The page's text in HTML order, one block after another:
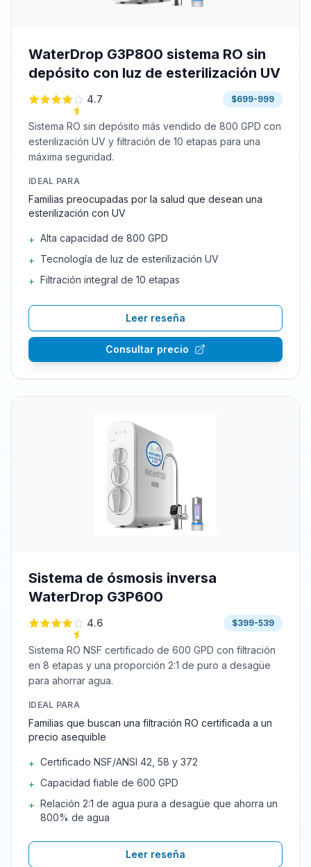
WaterDrop G3P800 sistema RO sin
depósito con luz de esterilización UV
4.7 $699-999
Sistema RO sin depósito más vendido de 800 GPD con
esterilización UV y filtración de 10 etapas para una
máxima seguridad.
IDEAL PARA
Familias preocupadas por la salud que desean una
esterilización con UV
+ Alta capacidad de 800 GPD
+ Tecnología de luz de esterilización UV
+ Filtración integral de 10 etapas
Leer reseña
Consultar precio
Sistema de ósmosis inversa
WaterDrop G3P600
4.6 $399-539
Sistema RO NSF certificado de 600 GPD con filtración
en 8 etapas y una proporción 2:1 de puro a desagüe
para ahorrar agua.
IDEAL PARA
Familias que buscan una filtración RO certificada a un
precio asequible
+ Certificado NSF/ANSI 42, 58 y 372
+ Capacidad fiable de 600 GPD
+ Relación 2:1 de agua pura a desagüe que ahorra un
800% de agua
Leer reseña